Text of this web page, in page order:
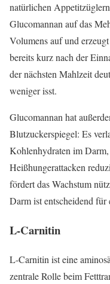
natürlichen
Glucomannan auf das
Volumens auf und
bereits kurz nach der
der nächsten Mahlzeit
weniger isst.
Glucomannan hat
Blutzuckerspiegel: Es
Kohlenhydraten im
Heißhungerattacken
fördert das Wachstum
Darm ist entscheidend
L-Carnitin
L-Carnitin ist eine
zentrale Rolle beim